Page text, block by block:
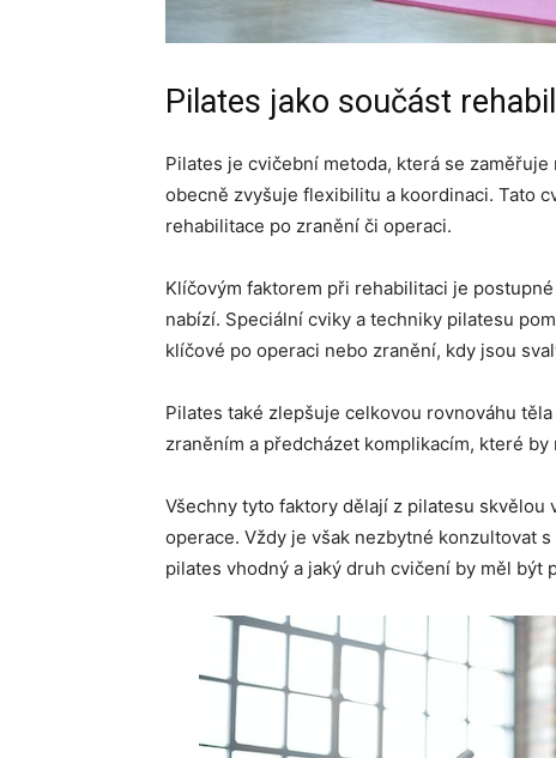
Pilates jako součást
Pilates je cvičební metoda, která se
obecně zvyšuje flexibilitu a koordinaci. Tato
rehabilitace po zranění či operaci.
Klíčovým faktorem při rehabilitaci je
nabízí. Speciální cviky a techniky pilatesu
klíčové po operaci nebo zranění, kdy jsou
Pilates také zlepšuje celkovou rovnováhu
zraněním a předcházet komplikacím, které
Všechny tyto faktory dělají z pilatesu
operace. Vždy je však nezbytné konzultovat
pilates vhodný a jaký druh cvičení by měl být